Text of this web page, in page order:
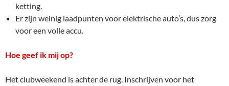
ketting.
Er zijn weinig laadpunten voor elektrische auto’s, dus zorg
voor een volle accu.
Hoe geef ik mij op?
Het clubweekend is achter de rug. Inschrijven voor het